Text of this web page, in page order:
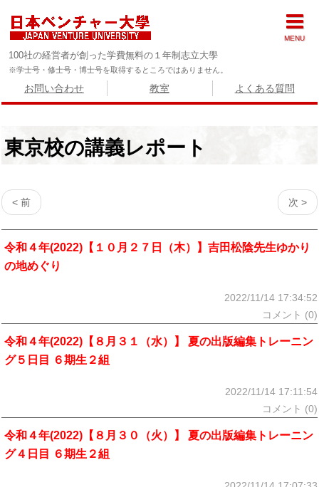
100社の経営者が創った学費無料の１年制志立大學
※学士号・修士号・博士号を取得するところではありません。
お問い合わせ 教室 よくある質問
東京校の講義レポート
< 前 次 >
令和４年(2022)【１０月２７日（木）】吉田松陰先生ゆかり
の地めぐり
2022/11/14 17:34:52
コメント (0)
令和４年(2022)【８月３１（水）】 夏の出版編集トレーニン
グ５日目 ６期生２組
2022/11/14 17:11:54
コメント (0)
令和４年(2022)【８月３０（火）】 夏の出版編集トレーニン
グ４日目 ６期生２組
MENU